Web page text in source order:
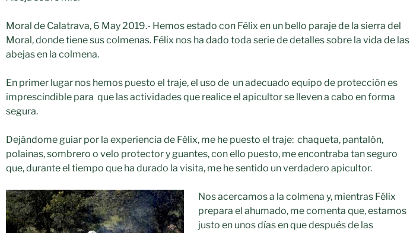
Moral de Calatrava, 6 May 2019.- Hemos estado con Félix en un bello paraje de la sierra del
Moral, donde tiene sus colmenas. Félix nos ha dado toda serie de detalles sobre la vida de las
abejas en la colmena.
En primer lugar nos hemos puesto el traje, el uso de un adecuado equipo de protección es
imprescindible para que las actividades que realice el apicultor se lleven a cabo en forma
segura.
Dejándome guiar por la experiencia de Félix, me he puesto el traje: chaqueta, pantalón,
polainas, sombrero o velo protector y guantes, con ello puesto, me encontraba tan seguro
que, durante el tiempo que ha durado la visita, me he sentido un verdadero apicultor.
Nos acercamos a la colmena y, mientras Félix
prepara el ahumado, me comenta que, estamos
justo en unos días en que después de las